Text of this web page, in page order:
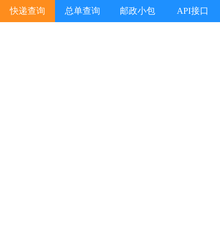
快递查询 总单查询 邮政小包 API接口